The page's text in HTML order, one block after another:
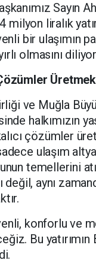
Sayın
milyon liralık
bir ulaşımın
olmasını
ve Muğla
halkımızın
çözümler
ulaşım
temellerini
değil, aynı
konforlu ve
Bu yatırımın